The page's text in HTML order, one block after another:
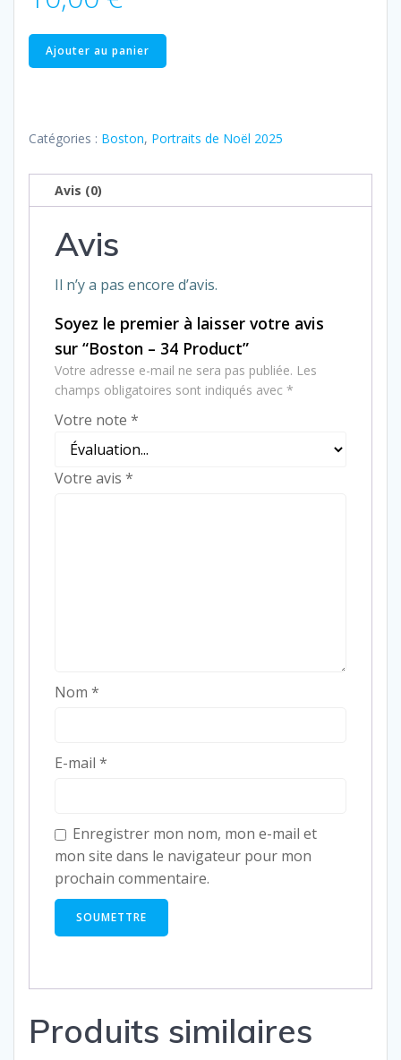
quantité
de
34
Ajouter au panier
Catégories : Boston, Portraits de Noël 2025
Avis (0)
Avis
Il n’y a pas encore d’avis.
Soyez le premier à laisser votre avis
sur “Boston – 34 Product”
Votre adresse e-mail ne sera pas publiée. Les
champs obligatoires sont indiqués avec *
Votre note *
Votre avis *
Nom *
E-mail *
Enregistrer mon nom, mon e-mail et
mon site dans le navigateur pour mon
prochain commentaire.
Produits similaires